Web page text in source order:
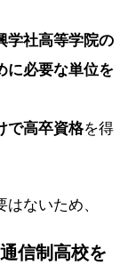
学社高等学院の
に必要な単位を
で高卒資格を得
ないため、
信制高校を